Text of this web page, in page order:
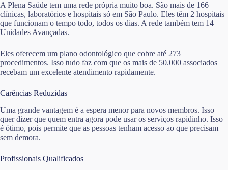
A Plena Saúde tem uma rede própria muito boa. São mais de 166
clínicas, laboratórios e hospitais só em São Paulo. Eles têm 2 hospitais
que funcionam o tempo todo, todos os dias. A rede também tem 14
Unidades Avançadas.
Eles oferecem um plano odontológico que cobre até 273
procedimentos. Isso tudo faz com que os mais de 50.000 associados
recebam um excelente atendimento rapidamente.
Carências Reduzidas
Uma grande vantagem é a espera menor para novos membros. Isso
quer dizer que quem entra agora pode usar os serviços rapidinho. Isso
é ótimo, pois permite que as pessoas tenham acesso ao que precisam
sem demora.
Profissionais Qualificados